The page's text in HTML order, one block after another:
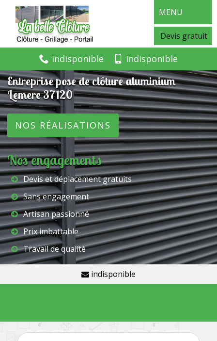
MENU
Devis gratuit
indisponible indisponible
Entreprise pose de clôture aluminium
Lemere 37120
NOS RÉALISATIONS
Nos engagements
Devis et déplacement gratuits
Sans engagement
Artisan passionné
Prix imbattable
Travail de qualité
indisponible